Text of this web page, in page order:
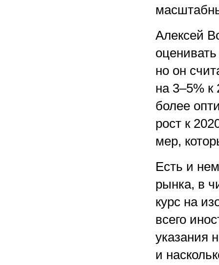
Алексей
но он
на 3–5% к
более
рост к
мер,
Есть и
рынка, в
курс на
всего
указания
и